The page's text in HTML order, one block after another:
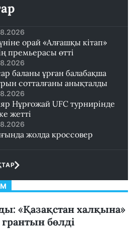
орай «Алғашқы кітап»
премьерасы өтті
баланы ұрған балабақша
сотталғаны анықталды
Нұрғожай UFC турнирінде
жетті
жолда кроссовер
«Қазақстан халқына»
бөлді